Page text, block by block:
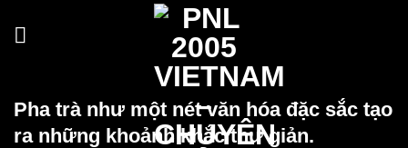
Pha trà như một nét văn hóa đặc sắc tạo
ra những khoảnh khắc thư giản.